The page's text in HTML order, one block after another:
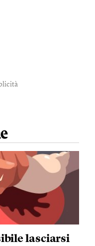
lasciarsi